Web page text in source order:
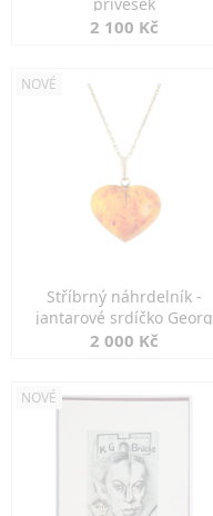
2 100 Kč
NOVÉ
Stříbrný náhrdelník -
jantarové srdíčko Georg
Kramer
2 000 Kč
NOVÉ